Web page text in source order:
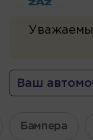
Ваш
Бампера